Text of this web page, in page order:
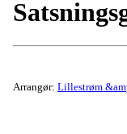
Arrangør: Lillestrøm